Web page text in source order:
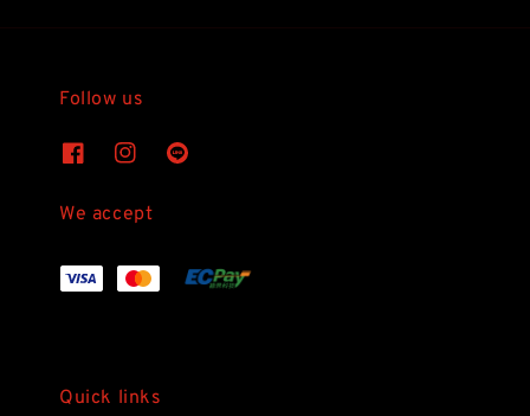
Follow us
We accept
Quick links